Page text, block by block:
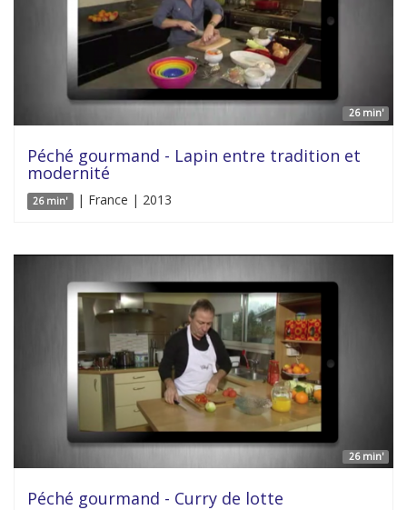
26 min'
Péché gourmand - Lapin entre tradition et
modernité
26 min' | France | 2013
26 min'
Péché gourmand - Curry de lotte